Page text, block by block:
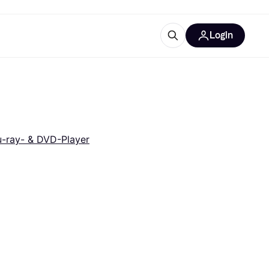
Login
ray- & DVD-Player